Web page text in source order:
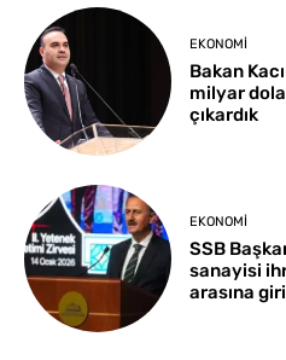
EKONOMI
Bakan
milyar
çıkardık
EKONOMI
SSB
sanayisi
arasına